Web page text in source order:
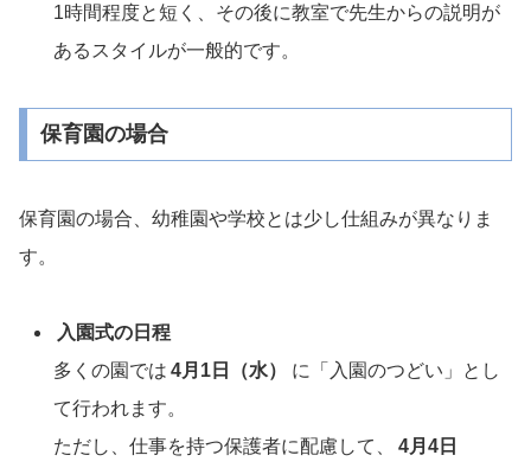
1時間程度と短く、その後に教室で先生からの説明が
あるスタイルが一般的です。
保育園の場合
保育園の場合、幼稚園や学校とは少し仕組みが異なりま
す。
入園式の日程
多くの園では 4月1日（水）
に「入園のつどい」とし
て行われます。
ただし、仕事を持つ保護者に配慮して、
4月4日